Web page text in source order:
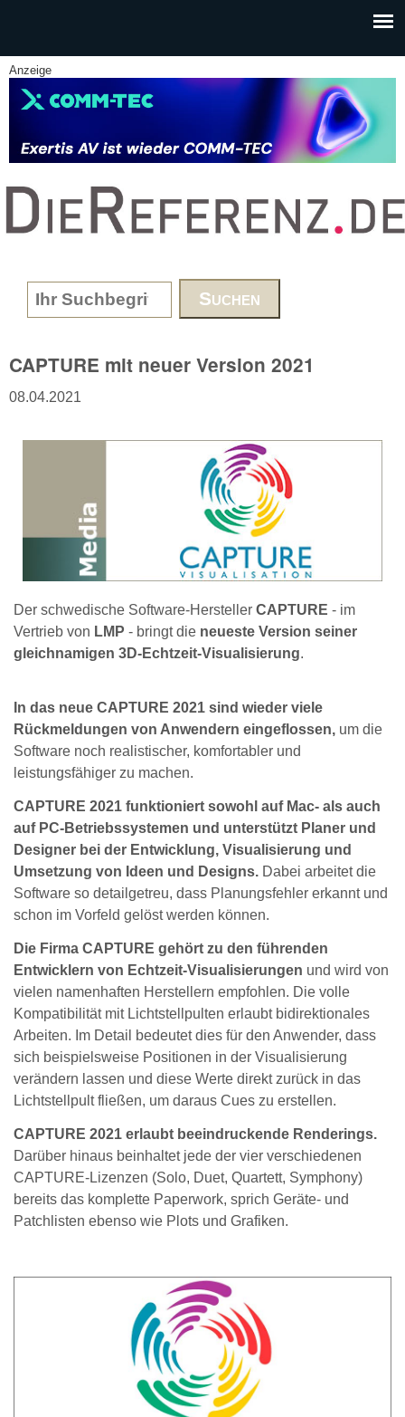
Anzeige
www.DieReferenz.de
Search form
CAPTURE mit neuer Version 2021
08.04.2021
Der schwedische Software-Hersteller CAPTURE - im
Vertrieb von LMP - bringt die neueste Version seiner
gleichnamigen 3D-Echtzeit-Visualisierung.
In das neue CAPTURE 2021 sind wieder viele
Rückmeldungen von Anwendern eingeflossen, um die
Software noch realistischer, komfortabler und
leistungsfähiger zu machen.
CAPTURE 2021 funktioniert sowohl auf Mac- als auch
auf PC-Betriebssystemen und unterstützt Planer und
Designer bei der Entwicklung, Visualisierung und
Umsetzung von Ideen und Designs. Dabei arbeitet die
Software so detailgetreu, dass Planungsfehler erkannt und
schon im Vorfeld gelöst werden können.
Die Firma CAPTURE gehört zu den führenden
Entwicklern von Echtzeit-Visualisierungen und wird von
vielen namenhaften Herstellern empfohlen. Die volle
Kompatibilität mit Lichtstellpulten erlaubt bidirektionales
Arbeiten. Im Detail bedeutet dies für den Anwender, dass
sich beispielsweise Positionen in der Visualisierung
verändern lassen und diese Werte direkt zurück in das
Lichtstellpult fließen, um daraus Cues zu erstellen.
CAPTURE 2021 erlaubt beeindruckende Renderings.
Darüber hinaus beinhaltet jede der vier verschiedenen
CAPTURE-Lizenzen (Solo, Duet, Quartett, Symphony)
bereits das komplette Paperwork, sprich Geräte- und
Patchlisten ebenso wie Plots und Grafiken.